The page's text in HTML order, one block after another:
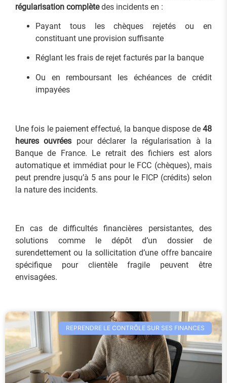
régularisation complètedes incidents en :
Payant tous les chèques rejetés ou en
constituant une provision suffisante
Réglant les frais de rejet facturés par la banque
Ou en remboursant les échéances de crédit
impayées
Une fois le paiement effectué, la banque dispose de 48
heures ouvrées pour déclarer la régularisation à la
Banque de France. Le retrait des fichiers est alors
automatique et immédiat pour le FCC (chèques), mais
peut prendre jusqu’à 5 ans pour le FICP (crédits) selon
la nature des incidents.
En cas de difficultés financières persistantes, des
solutions comme le dépôt d’un dossier de
surendettement ou la sollicitation d’une offre bancaire
spécifique pour clientèle fragile peuvent être
envisagées.
REPRENDRE LE CONTRÔLE SUR SES FINANCES